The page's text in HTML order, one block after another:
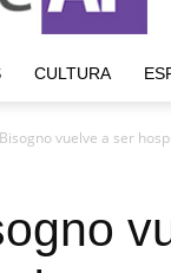
CULTURA
vuelve a ser